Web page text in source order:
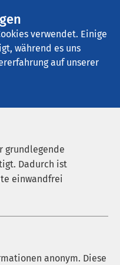
verwendet. Einige
während es uns
auf unserer
grundlegende
Dadurch ist
einwandfrei
anonym. Diese
Somatik,
bieten wir
wir laufend gut
wie für